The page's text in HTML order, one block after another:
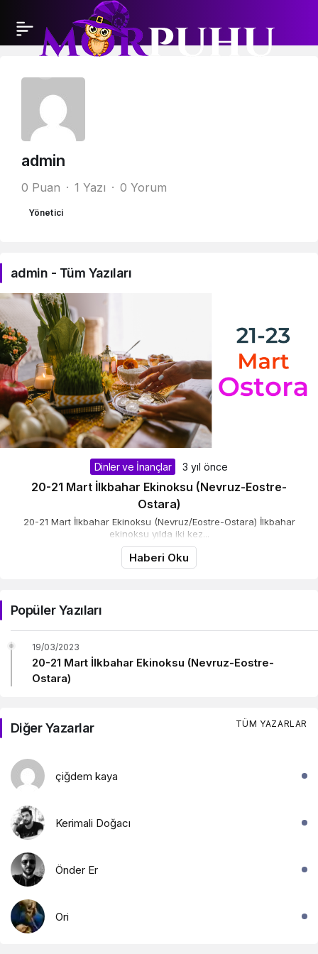
admin
0 Puan 1 Yazı 0 Yorum
Yönetici
admin - Tüm Yazıları
Dinler ve İnançlar 3 yıl önce
20-21 Mart İlkbahar Ekinoksu (Nevruz-Eostre-
Ostara)
20-21 Mart İlkbahar Ekinoksu (Nevruz/Eostre-Ostara) İlkbahar
ekinoksu yılda iki kez...
Haberi Oku
Popüler Yazıları
20-21 Mart İlkbahar Ekinoksu (Nevruz-Eostre-
Ostara)
19/03/2023
Diğer Yazarlar TÜM YAZARLAR
çiğdem kaya
Kerimali Doğacı
Önder Er
Ori